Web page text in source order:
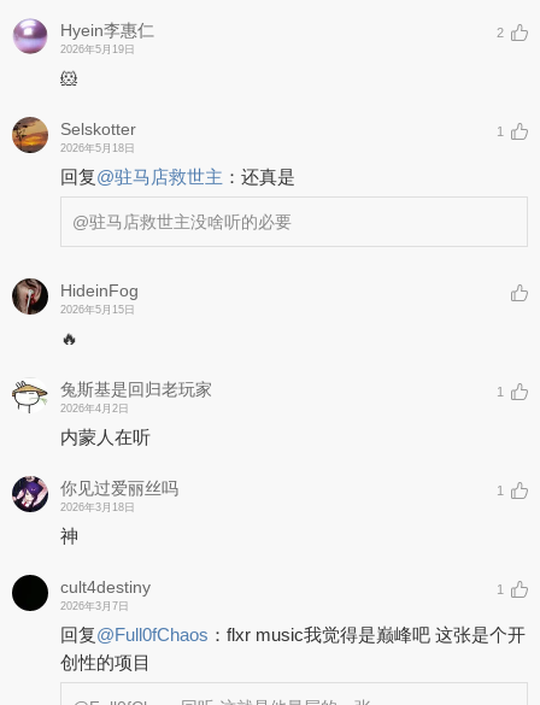
Hyein李惠仁
2026年5月19日
2
🐹
Selskotter
2026年5月18日
1
回复@驻马店救世主 ： 还真是
@驻马店救世主没啥听的必要
HideinFog
2026年5月15日
🔥
兔斯基是回归老玩家
2026年4月2日
1
内蒙人在听
你见过爱丽丝吗
2026年3月18日
1
神
cult4destiny
2026年3月7日
1
回复@Full0fChaos ： flxr music我觉得是巅峰吧 这张是个开
创性的项目